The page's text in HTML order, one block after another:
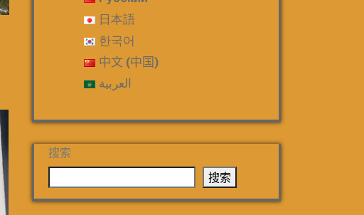
日本語
한국어
中文 (中国)
العربية
搜索
搜索